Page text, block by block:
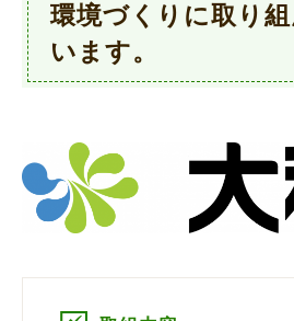
環境づくりに取り
います。